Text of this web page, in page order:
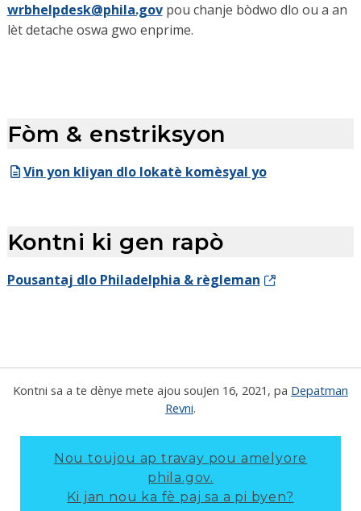
wrbhelpdesk@phila.govpou chanje bòdwo dlo ou a an
lèt detache oswa gwo enprime.
Fòm & enstriksyon
Vin yon kliyan dlo lokatè komèsyal yo
Kontni ki gen rapò
Pousantaj dlo Philadelphia & règleman
Kontni sa a te dènye mete ajou souJen 16, 2021 , pa Depatman
Revni.
Nou toujou ap travay pou amelyore
phila.gov.
Ki jan nou ka fè paj sa a pi byen?